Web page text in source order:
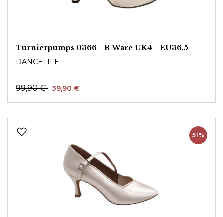
Turnierpumps 0366 - B-Ware UK4 - EU36,5
DANCELIFE
99,90 € 39,90 €
51%